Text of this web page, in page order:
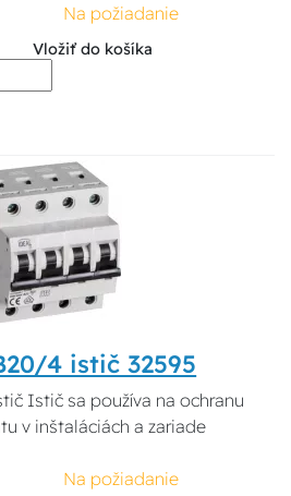
Na požiadanie
Vložiť do košíka
4 istič 32595
Istič sa používa na ochranu
v inštaláciách a zariade
Na požiadanie